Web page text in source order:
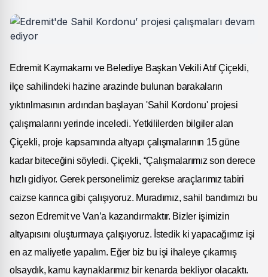
Edremit Kaymakamı ve Belediye Başkan Vekili Atıf Çiçekli,
ilçe sahilindeki hazine arazinde bulunan barakaların
yıktırılmasının ardından başlayan 'Sahil Kordonu' projesi
çalışmalarını yerinde inceledi. Yetkililerden bilgiler alan
Çiçekli, proje kapsamında altyapı çalışmalarının 15 güne
kadar biteceğini söyledi. Çiçekli, “Çalışmalarımız son derece
hızlı gidiyor. Gerek personelimiz gerekse araçlarımız tabiri
caizse karınca gibi çalışıyoruz. Muradımız, sahil bandımızı bu
sezon Edremit ve Van’a kazandırmaktır. Bizler işimizin
altyapısını oluşturmaya çalışıyoruz. İstedik ki yapacağımız işi
en az maliyetle yapalım. Eğer biz bu işi ihaleye çıkarmış
olsaydık, kamu kaynaklarımız bir kenarda bekliyor olacaktı.